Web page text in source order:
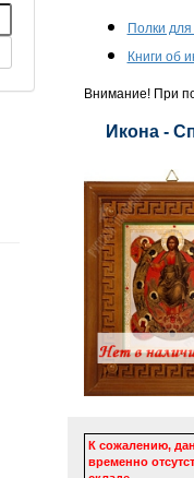
Полки для
Книги об
Внимание! При
Икона -
К сожалению,
временно